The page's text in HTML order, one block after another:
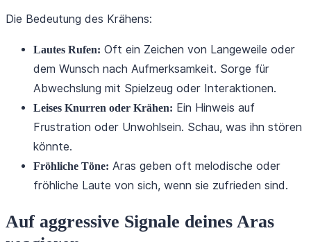
Die Bedeutung des Krähens:
Lautes Rufen: Oft ein Zeichen von Langeweile oder
dem Wunsch nach Aufmerksamkeit. Sorge für
Abwechslung mit Spielzeug oder Interaktionen.
Leises Knurren oder Krähen: Ein Hinweis auf
Frustration oder Unwohlsein. Schau, was ihn stören
könnte.
Fröhliche Töne: Aras geben oft melodische oder
fröhliche Laute von sich, wenn sie zufrieden sind.
Auf aggressive Signale deines Aras